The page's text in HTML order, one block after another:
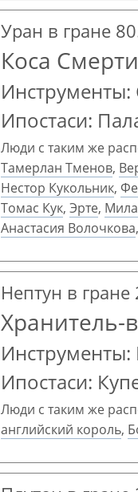
Уран в гране
Коса Смерти
Ипостаси:
Люди с таким же
Тамерлан Тменов,
Нестор Кукольник,
Томас Кук, Эрте,
Анастасия Волочкова,
Нептун в
Хранитель-
Ипостаси:
Люди с таким же
английский король,